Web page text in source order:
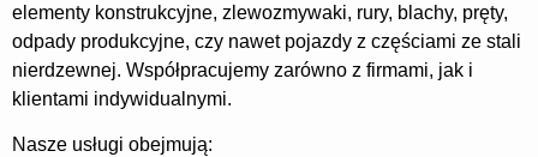
elementy konstrukcyjne, zlewozmywaki, rury, blachy, pręty,
odpady produkcyjne, czy nawet pojazdy z częściami ze stali
nierdzewnej. Współpracujemy zarówno z firmami, jak i
klientami indywidualnymi.
Nasze usługi obejmują: